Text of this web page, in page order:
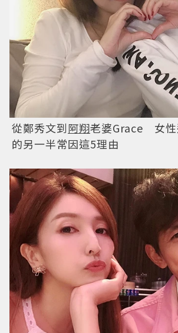
從鄭秀文到阿翔老婆Grace 女性
的另一半常因這5理由